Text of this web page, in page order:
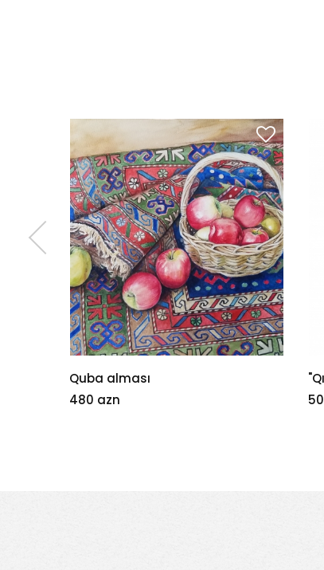
"Qız qalası "
50 azn